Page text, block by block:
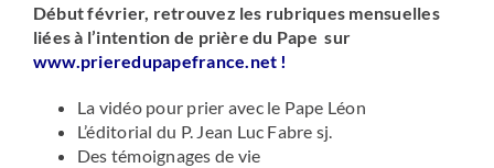
Début février, retrouvez les rubriques mensuelles
liées à l’intention de prière du Pape sur
www.prieredupapefrance.net !
La vidéo pour prier avec le Pape Léon
L’éditorial du P. Jean Luc Fabre sj.
Des témoignages de vie